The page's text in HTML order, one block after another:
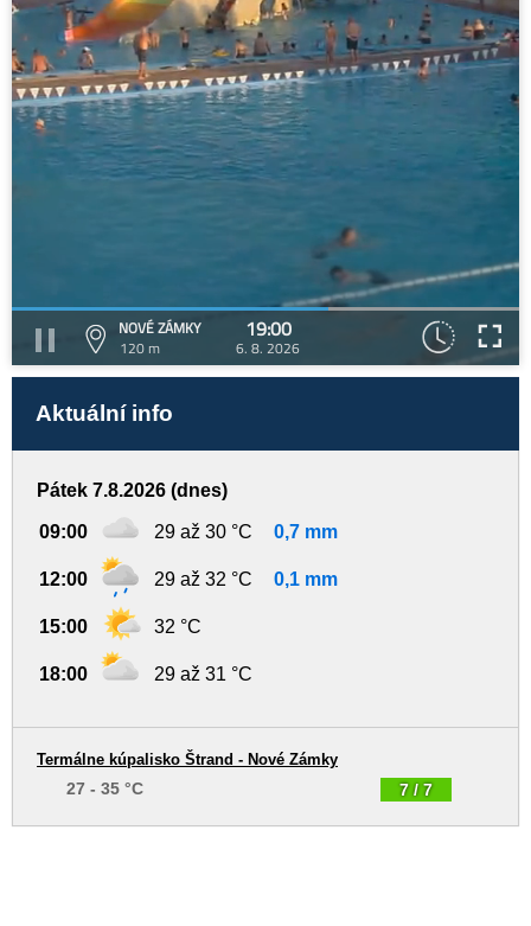
NOVÉ ZÁMKY
120 m
19:00
6. 8. 2026
Aktuální info
Pátek 7.8.2026 (dnes)
09:00 29 až 30 °C 0,7 mm
12:00 29 až 32 °C 0,1 mm
15:00 32 °C
18:00 29 až 31 °C
7 / 7
Termálne kúpalisko Štrand - Nové Zámky
27 - 35 °C